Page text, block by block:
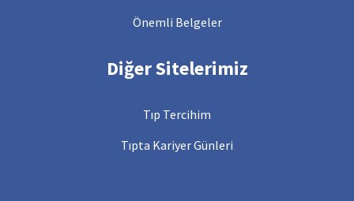
Önemli Belgeler
Diğer Sitelerimiz
Tıp Tercihim
Tıpta Kariyer Günleri